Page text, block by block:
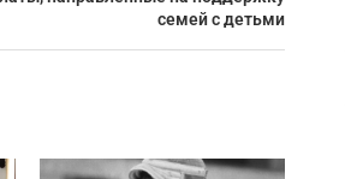
семей с детьми